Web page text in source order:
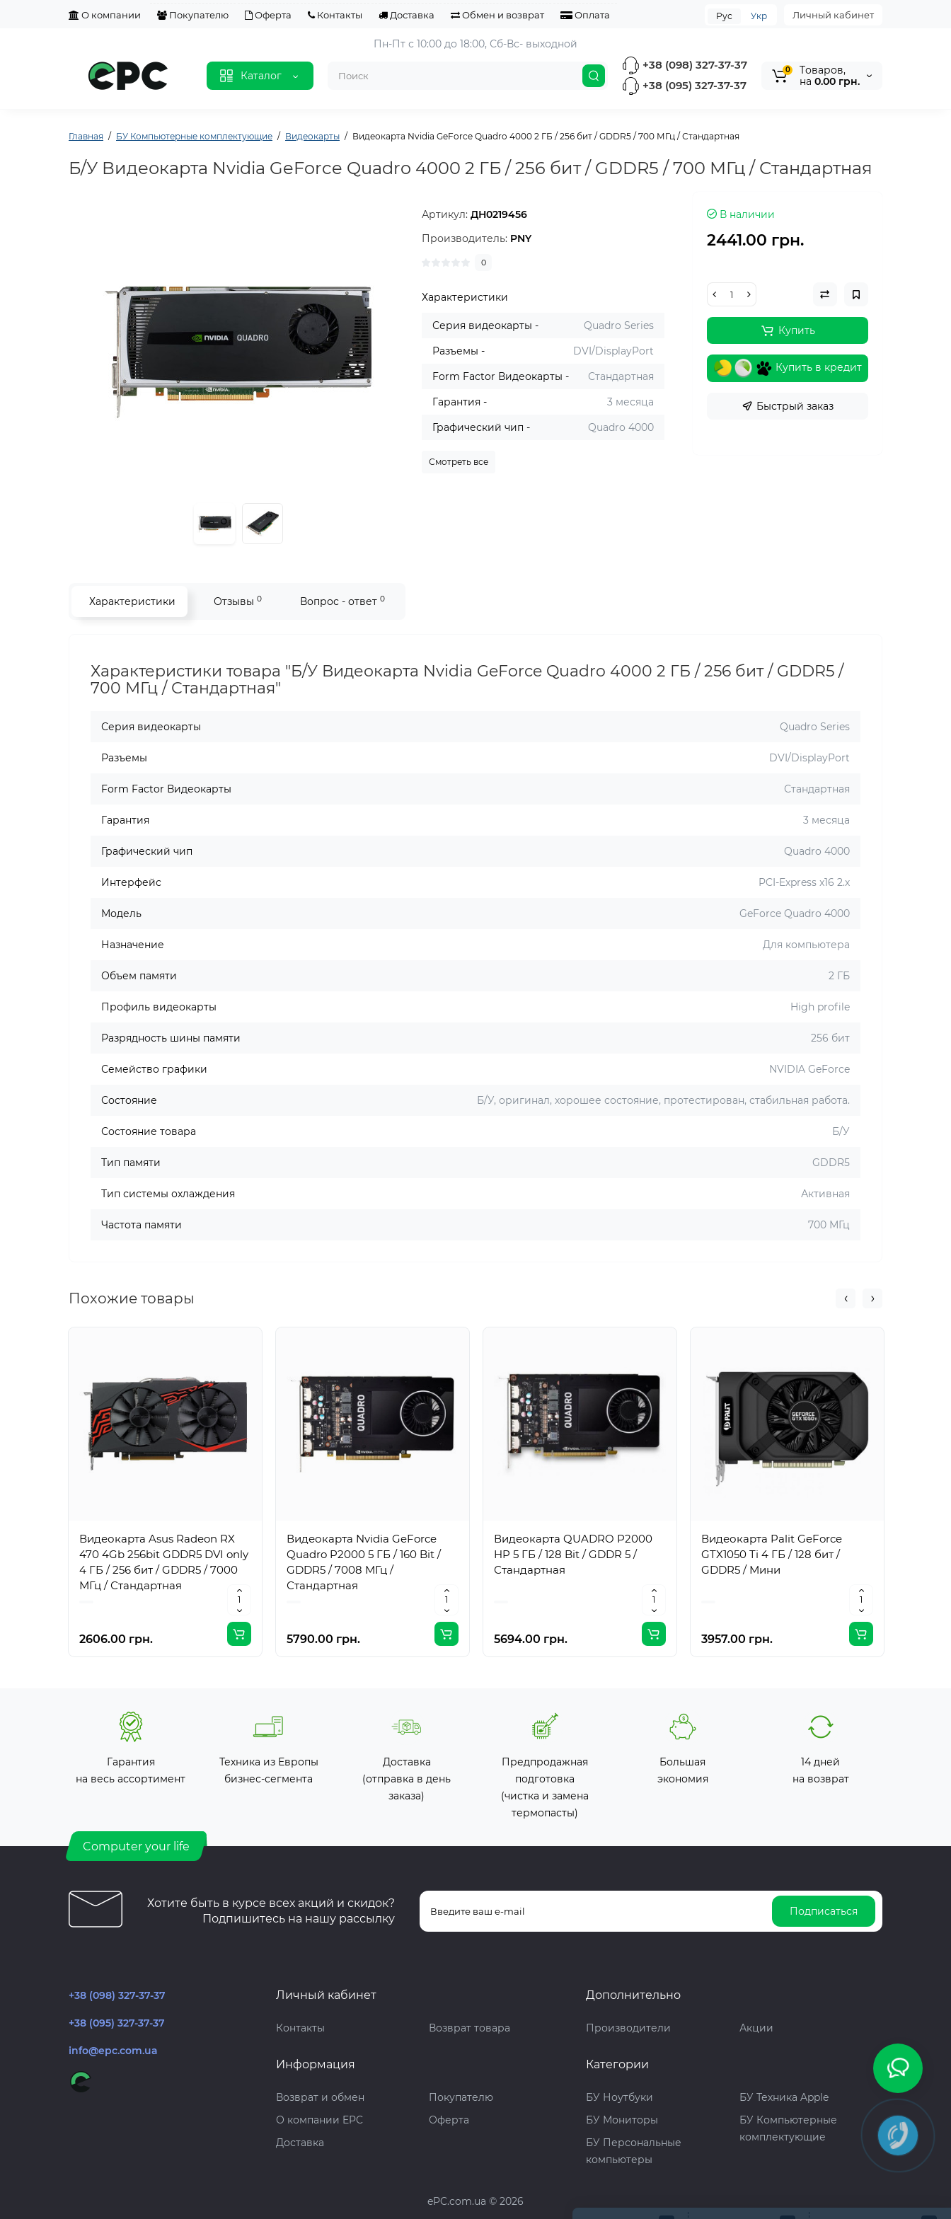
О компании Покупателю Оферта Контакты Доставка Обмен и возврат Оплата Личный кабинет
Рус Укр
Каталог
Пн-Пт с 10:00 до 18:00, Сб-Вс- выходной
+38 (098) 327-37-37
+38 (095) 327-37-37
0
Tоваров,
на 0.00 грн.
Главная БУ Компьютерные комплектующие Видеокарты Видеокарта Nvidia GeForce Quadro 4000 2 ГБ / 256 бит / GDDR5 / 700 МГц / Стандартная
Б/У Видеокарта Nvidia GeForce Quadro 4000 2 ГБ / 256 бит / GDDR5 / 700 МГц / Стандартная
Артикул:ДН0219456
Производитель: PNY
0
Характеристики
Серия видеокарты -
Quadro Series
Разъемы -
DVI/DisplayPort
Form Factor Видеокарты -
Стандартная
Гарантия -
3 месяца
Графический чип -
Quadro 4000
Смотреть все
В наличии
2441.00 грн.
Купить
Купить в кредит
Быстрый заказ
Характеристики Отзывы 0 Вопрос - ответ 0
Характеристики товара "Б/У Видеокарта Nvidia GeForce Quadro 4000 2 ГБ / 256 бит / GDDR5 /
700 МГц / Стандартная"
Серия видеокарты Quadro Series
Разъемы DVI/DisplayPort
Form Factor Видеокарты Стандартная
Гарантия 3 месяца
Графический чип Quadro 4000
Интерфейс PCI-Express x16 2.х
Модель GeForce Quadro 4000
Назначение Для компьютера
Объем памяти 2 ГБ
Профиль видеокарты High profile
Разрядность шины памяти 256 бит
Семейство графики NVIDIA GeForce
Состояние Б/У, оригинал, хорошее состояние, протестирован, стабильная работа.
Состояние товара Б/У
Тип памяти GDDR5
Тип системы охлаждения Активная
Частота памяти 700 МГц
Похожие товары
Видеокарта Asus Radeon RX
470 4Gb 256bit GDDR5 DVI only
4 ГБ / 256 бит / GDDR5 / 7000
МГц / Стандартная
2606.00 грн.
Видеокарта Nvidia GeForce
Quadro P2000 5 ГБ / 160 Bit /
GDDR5 / 7008 МГц /
Стандартная
5790.00 грн.
Видеокарта QUADRO P2000
HP 5 ГБ / 128 Bit / GDDR 5 /
Стандартная
5694.00 грн.
Видеокарта Palit GeForce
GTX1050 Ti 4 ГБ / 128 бит /
GDDR5 / Мини
3957.00 грн.
Гарантия
на весь ассортимент
Техника из Европы
бизнес-сегмента
Доставка
(отправка в день
заказа)
Предпродажная
подготовка
(чистка и замена
термопасты)
Большая
экономия
14 дней
на возврат
Computer your life
Хотите быть в курсе всех акций и скидок?
Подпишитесь на нашу рассылку
Подписаться
+38 (098) 327-37-37
+38 (095) 327-37-37
info@epc.com.ua
Личный кабинет
Контакты Возврат товара
Дополнительно
Производители Акции
Информация
Возврат и обмен
О компании EPC
Доставка
Покупателю
Оферта
Категории
БУ Ноутбуки
БУ Мониторы
БУ Персональные
компьютеры
БУ Техника Apple
БУ Компьютерные
комплектующие
ePC.com.ua © 2026